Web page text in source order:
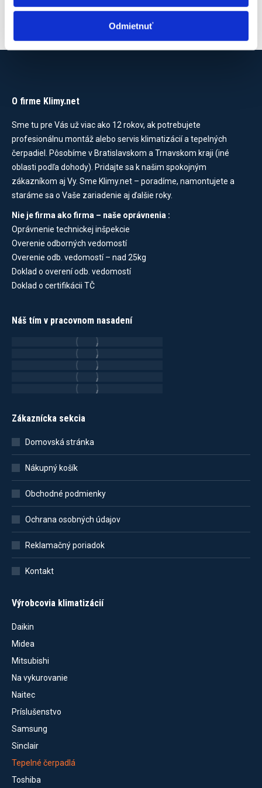
Odmietnuť
O firme Klimy.net
Sme tu pre Vás už viac ako 12 rokov, ak potrebujete
profesionálnu montáž alebo servis klimatizácií a tepelných
čerpadiel. Pôsobíme v Bratislavskom a Trnavskom kraji (iné
oblasti podľa dohody). Pridajte sa k našim spokojným
zákazníkom aj Vy. Sme Klimy.net – poradíme, namontujete a
staráme sa o Vaše zariadenie aj ďalšie roky.
Nie je firma ako firma – naše oprávnenia :
Oprávnenie technickej inšpekcie
Overenie odborných vedomostí
Overenie odb. vedomostí – nad 25kg
Doklad o overení odb. vedomostí
Doklad o certifikácii TČ
Náš tím v pracovnom nasadení
Zákaznícka sekcia
Domovská stránka
Nákupný košík
Obchodné podmienky
Ochrana osobných údajov
Reklamačný poriadok
Kontakt
Výrobcovia klimatizácií
Daikin
Midea
Mitsubishi
Na vykurovanie
Naitec
Príslušenstvo
Samsung
Sinclair
Tepelné čerpadlá
Toshiba